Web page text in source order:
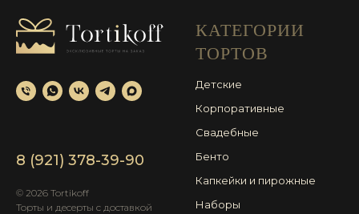
8 (921) 378-39-90
© 2026 Tortikoff
Торты и десерты с доставкой
КАТЕГОРИИ
ТОРТОВ
Детские
Корпоративные
Свадебные
Бенто
Капкейки и пирожные
Наборы